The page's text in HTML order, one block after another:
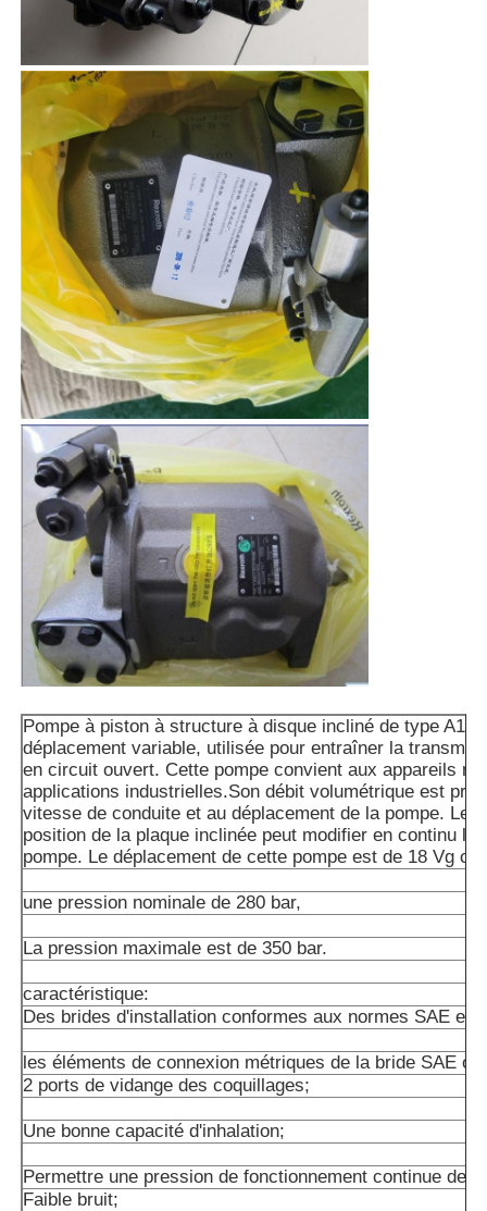
Pompe à piston à structure à disque incliné de type
déplacement variable, utilisée pour entraîner la
en circuit ouvert. Cette pompe convient aux appareils
applications industrielles.Son débit volumétrique est
vitesse de conduite et au déplacement de la pompe. Le
position de la plaque inclinée peut modifier en continu le
pompe. Le déplacement de cette pompe est de 18 Vg
une pression nominale de 280 bar,
La pression maximale est de 350 bar.
caractéristique:
Des brides d'installation conformes aux normes SAE et
les éléments de connexion métriques de la bride SAE
2 ports de vidange des coquillages;
Une bonne capacité d'inhalation;
Permettre une pression de fonctionnement continue de
Faible bruit;